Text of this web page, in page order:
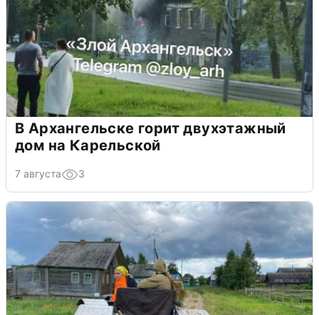
В Архангельске горит двухэтажный
дом на Карельской
7 августа 3